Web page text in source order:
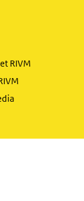
RIVM